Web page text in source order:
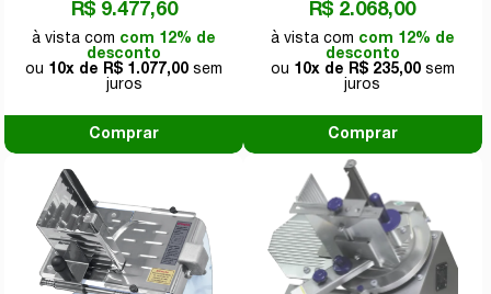
R$ 9.477,60
com 12% de
desconto
10x de
R$ 1.077,00
Comprar
R$ 2.068,00
com 12% de
desconto
10x de
R$ 235,00
Comprar